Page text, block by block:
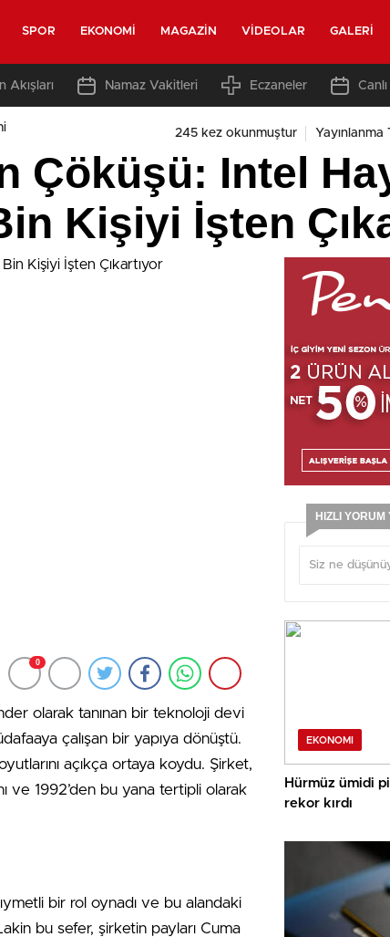
SPOR EKONOMI MAGAZIN VIDEOLAR GALERI
Akışları Namaz Vakitleri Eczaneler
245 kez okunmuştur
Çöküşü: Intel
Kişiyi İşten
0
olarak tanınan bir teknoloji devi
çalışan bir yapıya dönüştü.
açıkça ortaya koydu. Şirket,
ve 1992’den bu yana tertipli olarak
bir rol oynadı ve bu alandaki
bu sefer, şirketin payları Cuma
HIZLI YORUM
EKONOMI
Hürmüz ümidi
rekor kırdı